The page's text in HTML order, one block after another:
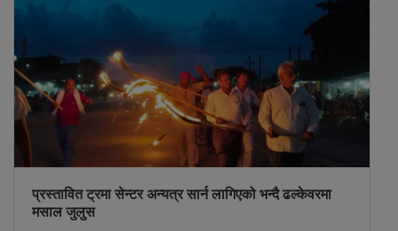
प्रस्तावित ट्रमा सेन्टर अन्यत्र सार्न लागिएको भन्दै ढल्केवरमा
मसाल जुलुस